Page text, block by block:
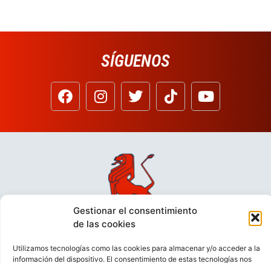
Gestionar el consentimiento
de las cookies
Utilizamos tecnologías como las cookies para almacenar y/o acceder a la
información del dispositivo. El consentimiento de estas tecnologías nos
SÍGUENOS